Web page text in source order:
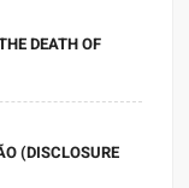
DEATH OF
(DISCLOSURE